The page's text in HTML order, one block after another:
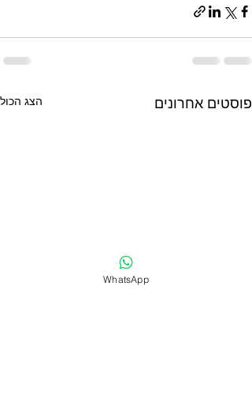
פוסטים אחרונים הצג הכול
WhatsApp